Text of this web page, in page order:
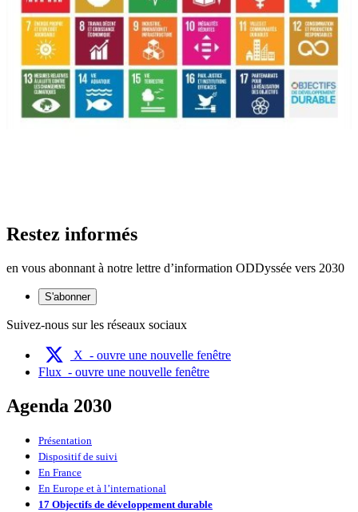
Restez informés
en vous abonnant à notre lettre d’information ODDyssée vers 2030
S'abonner
Suivez-nous sur les réseaux sociaux
X - ouvre une nouvelle fenêtre
Flux - ouvre une nouvelle fenêtre
Agenda 2030
Présentation
Dispositif de suivi
En France
En Europe et à l’international
17 Objectifs de développement durable